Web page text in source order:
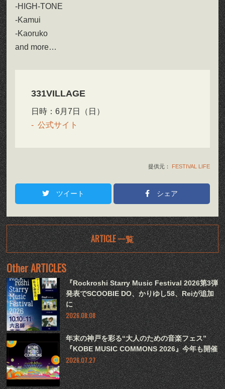
-HIGH-TONE
-Kamui
-Kaoruko
and more…
331VILLAGE
日時：6月7日（日）
公式サイト
提供元： FESTIVAL LIFE
ツイート シェア
ARTICLE 一覧
Other ARTICLES
『Rockroshi Starry Music Festival 2026第3弾
発表でSCOOBIE DO、かりゆし58、Reiが追加
に
2026.08.08
年末の神戸を彩る“大人のための音楽フェス”
『KOBE MUSIC COMMONS 2026』今年も開催
2026.07.27